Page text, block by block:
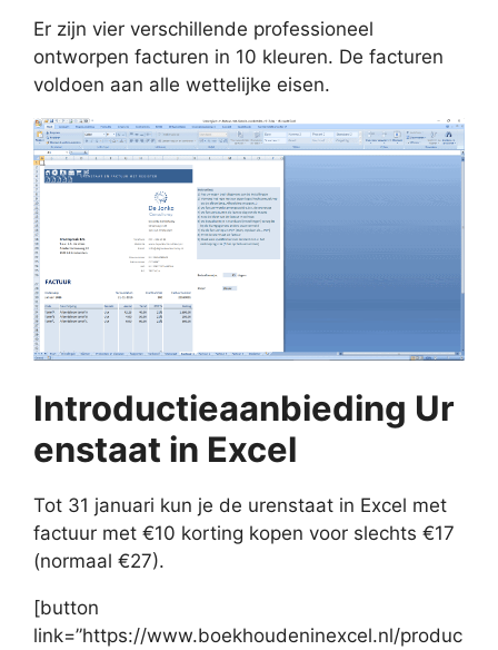
Er zijn vier verschillende professioneel
ontworpen facturen in 10 kleuren. De facturen
voldoen aan alle wettelijke eisen.
Introductieaanbieding Ur
enstaat in Excel
Tot 31 januari kun je de urenstaat in Excel met
factuur met €10 korting kopen voor slechts €17
(normaal €27).
[button
link=”https://www.boekhoudeninexcel.nl/produc